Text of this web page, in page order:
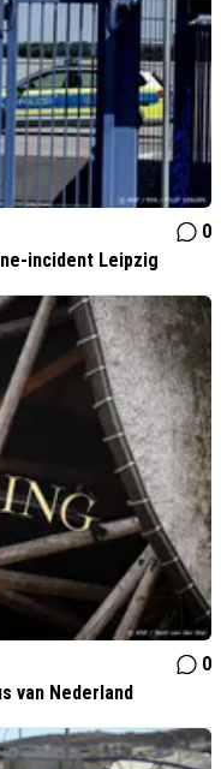
0
incident Leipzig
0
van Nederland